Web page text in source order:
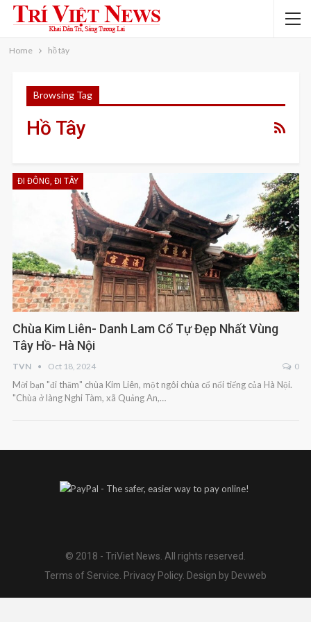
Home hồ tây
Browsing Tag
Hồ Tây
ĐI ĐÔNG, ĐI TÂY
Chùa Kim Liên- Danh Lam Cổ Tự Đẹp Nhất Vùng
Tây Hồ- Hà Nội
TVN Oct 18, 2024 0
Mời bạn "đi thăm" chùa Kim Liên, một ngôi chùa cổ nổi tiếng của Hà Nội.
"Chùa ở làng Nghi Tàm, xã Quảng An,…
© 2018 - TriViet News. All rights reserved.
Terms of Service. Privacy Policy. Design by Devweb